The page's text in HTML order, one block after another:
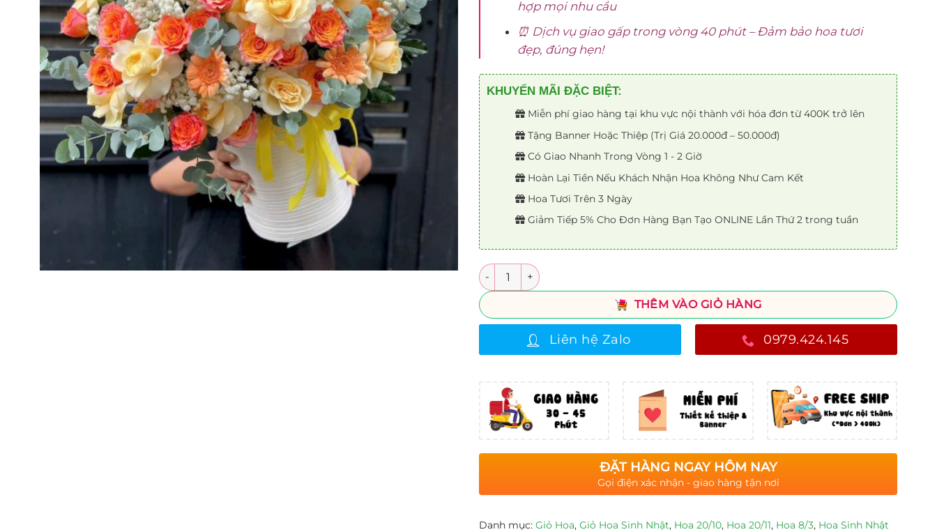
hợp mọi nhu cầu
⏰ Dịch vụ giao gấp trong vòng 40 phút – Đảm bảo hoa tươi
đẹp, đúng hẹn!
KHUYẾN MÃI ĐẶC BIỆT:
Miễn phí giao hàng tại khu vực nội thành với hóa đơn từ 400K trở lên
Tặng Banner Hoặc Thiệp (Trị Giá 20.000đ – 50.000đ)
Có Giao Nhanh Trong Vòng 1 - 2 Giờ
Hoàn Lại Tiền Nếu Khách Nhận Hoa Không Như Cam Kết
Hoa Tươi Trên 3 Ngày
Giảm Tiếp 5% Cho Đơn Hàng Bạn Tạo ONLINE Lần Thứ 2 trong tuần
Số lượng
THÊM VÀO GIỎ HÀNG
Liên hệ Zalo 0979.424.145
ĐẶT HÀNG NGAY HÔM NAY
Gọi điện xác nhận - giao hàng tận nơi
Danh mục: Giỏ Hoa, Giỏ Hoa Sinh Nhật, Hoa 20/10, Hoa 20/11, Hoa 8/3, Hoa Sinh Nhật